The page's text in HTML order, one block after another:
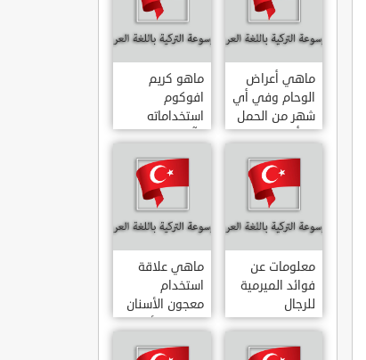
ماهي أعراض
الوحام وفي أي
شهر من الحمل
يبدأ
ماهو كريم
افوكوم
استخداماته
وآثاره الجانبية
معلومات عن
فوائد الميرمية
للرجال
ماهي علاقة
استخدام
معجون الأسنان
بالتهاب الأمعاء